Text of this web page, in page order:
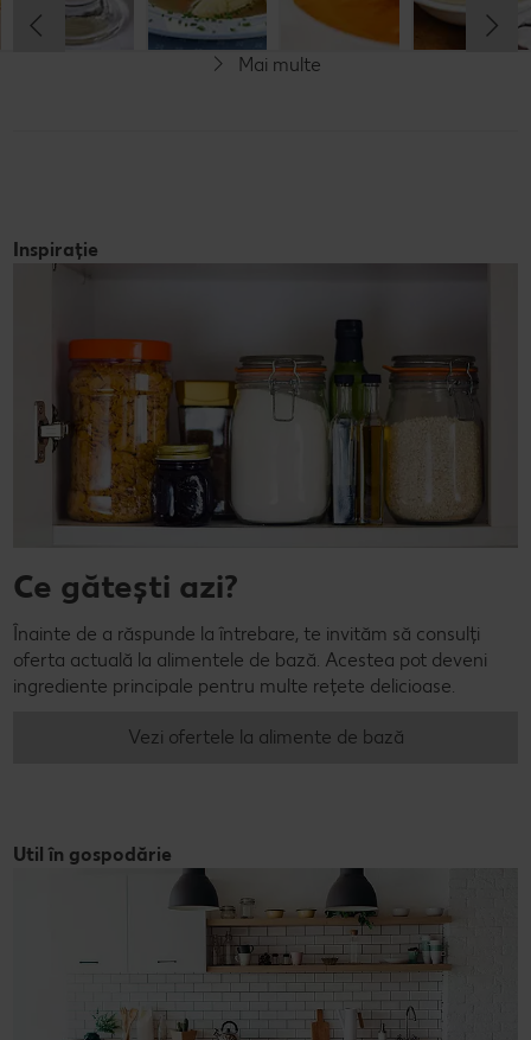
Rafinat
Mai multe
Inspirație
Ce gătești azi?
Înainte de a răspunde la întrebare, te invităm să consulți
oferta actuală la alimentele de bază. Acestea pot deveni
ingrediente principale pentru multe rețete delicioase.
Vezi ofertele la alimente de bază
Util în gospodărie